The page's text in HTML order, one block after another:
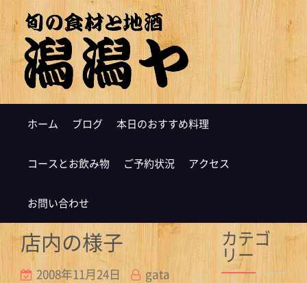
ホーム ブログ 本日のおすすめ料理
コースとお飲み物 ご予約状況 アクセス
お問い合わせ
店内の様子
2008年11月24日
gata
カテゴ
リー